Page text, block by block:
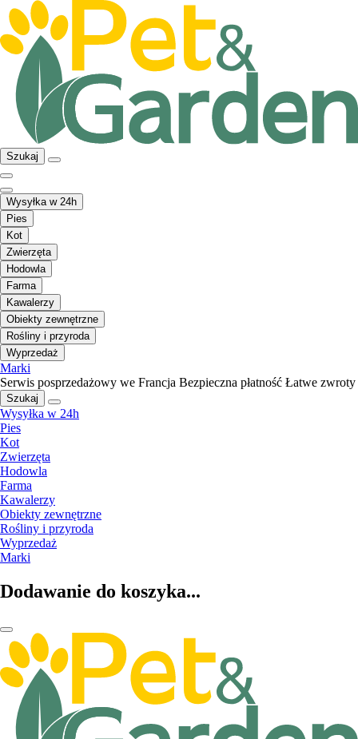
Szukaj
Wysyłka w 24h
Pies
Kot
Zwierzęta
Hodowla
Farma
Kawalerzy
Obiekty zewnętrzne
Rośliny i przyroda
Wyprzedaż
Marki
Serwis posprzedażowy we Francja Bezpieczna płatność Łatwe zwroty
Szukaj
Wysyłka w 24h
Pies
Kot
Zwierzęta
Hodowla
Farma
Kawalerzy
Obiekty zewnętrzne
Rośliny i przyroda
Wyprzedaż
Marki
Dodawanie do koszyka...